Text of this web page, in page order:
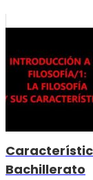
Bachillerato